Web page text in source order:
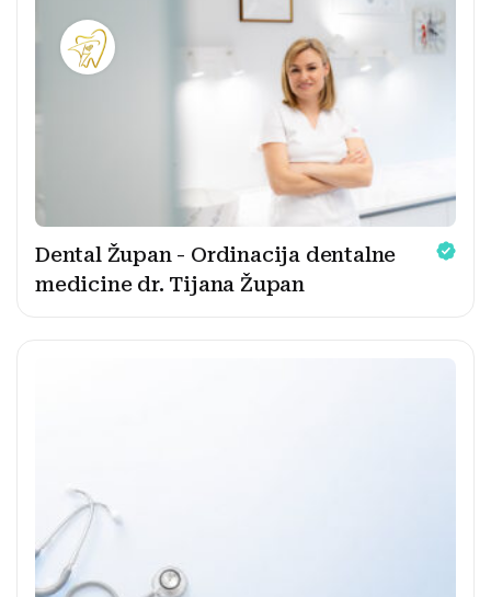
Dental Župan - Ordinacija dentalne
medicine dr. Tijana Župan